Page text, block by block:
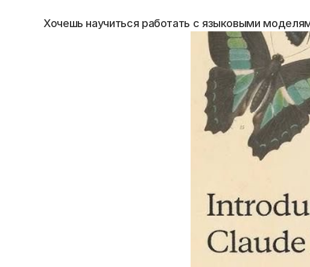
Хочешь научиться работать с языковыми